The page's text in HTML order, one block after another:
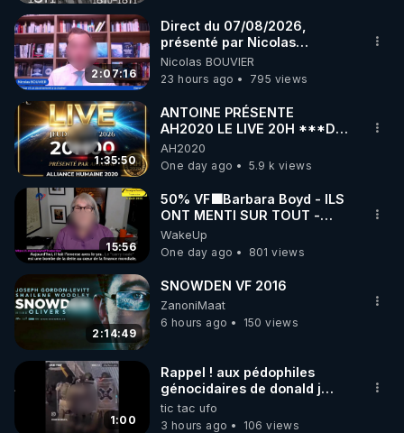
2:07:16
Direct du 07/08/2026,
présenté par Nicolas
BOUVIER
Nicolas BOUVIER
23 hours ago
795 views
1:35:50
ANTOINE PRÉSENTE
AH2020 LE LIVE 20H ***DU
06/08/2026***
AH2020
One day ago
5.9 k views
15:56
50% VF🟩Barbara Boyd - ILS
ONT MENTI SUR TOUT -
Jocelyne Traduction
WakeUp
One day ago
801 views
2:14:49
SNOWDEN VF 2016
ZanoniMaat
6 hours ago
150 views
1:00
Rappel ! aux pédophiles
génocidaires de donald j
trump et ses supporters
trumpistes 424et 666.
tic tac ufo
3 hours ago
106 views